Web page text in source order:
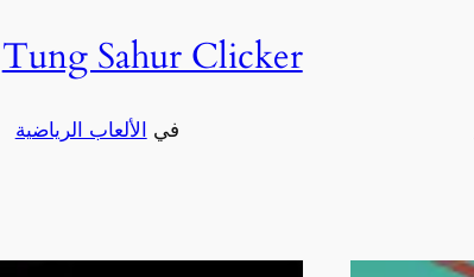
Tung Sahur Clicker
في الألعاب الرياضية